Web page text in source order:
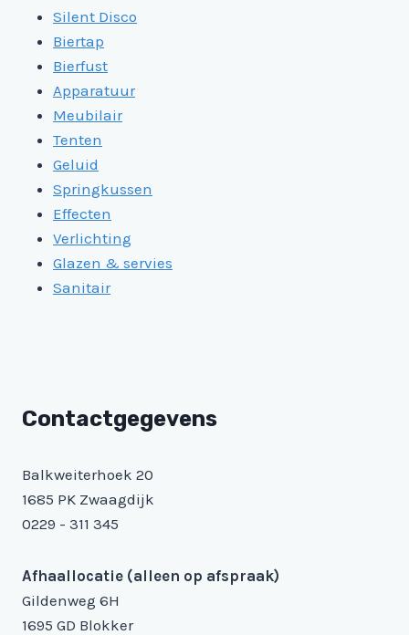
Silent Disco
Biertap
Bierfust
Apparatuur
Meubilair
Tenten
Geluid
Springkussen
Effecten
Verlichting
Glazen & servies
Sanitair
Contactgegevens
Balkweiterhoek 20
1685 PK Zwaagdijk
0229 - 311 345
Afhaallocatie (alleen op afspraak)
Gildenweg 6H
1695 GD Blokker